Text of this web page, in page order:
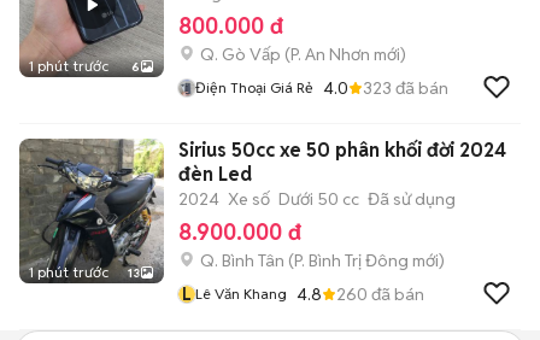
1 phút trước 6
800.000 đ
Q. Gò Vấp (P. An Nhơn mới)
Điện Thoại Giá Rẻ 4.0 323 đã bán
1 phút trước 13
Sirius 50cc xe 50 phân khối đời 2024
đèn Led
2024 Xe số Dưới 50 cc Đã sử dụng
8.900.000 đ
Q. Bình Tân (P. Bình Trị Đông mới)
L Lê Văn Khang 4.8 260 đã bán